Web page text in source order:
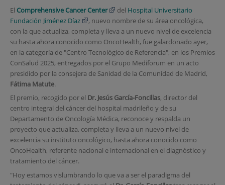
El Comprehensive Cancer Center del Hospital Universitario
Fundación Jiménez Díaz
, nuevo nombre de su área oncológica,
con la que actualiza, completa y lleva a un nuevo nivel de excelencia
su hasta ahora conocido como OncoHealth, fue galardonado ayer,
en la categoría de "Centro Tecnológico de Referencia", en los Premios
ConSalud 2025, entregados por el Grupo Mediforum en un acto
presidido por la consejera de Sanidad de la Comunidad de Madrid,
Fátima Matute.
El premio, recogido por el Dr. Jesús García-Foncillas, director del
centro integral del cáncer del hospital madrileño y de su
Departamento de Oncología Médica, reconoce y respalda un
proyecto que actualiza, completa y lleva a un nuevo nivel de
excelencia su instituto oncológico, hasta ahora conocido como
OncoHealth, referente nacional e internacional en el diagnóstico y
tratamiento del cáncer.
"Hoy estamos vislumbrando lo que va a ser el paradigma del